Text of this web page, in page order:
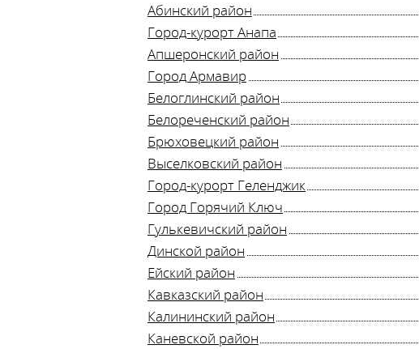
Абинский район
Город-курорт Анапа
Апшеронский район
Город Армавир
Белоглинский район
Белореченский район
Брюховецкий район
Выселковский район
Город-курорт Геленджик
Город Горячий Ключ
Гулькевичский район
Динской район
Ейский район
Кавказский район
Калининский район
Каневской район